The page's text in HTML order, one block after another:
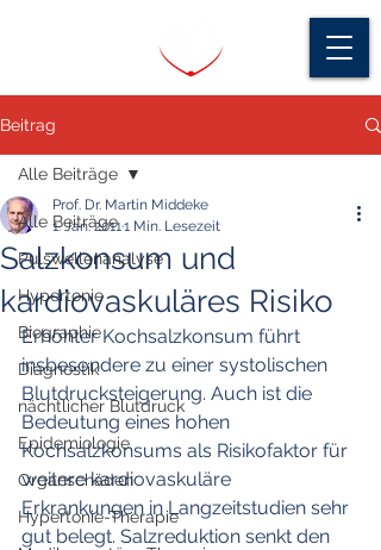
Beitrag
Alle Beiträge
Pulswellenanalyse
Hypertonie
Biographie
Diagnostik
nächtlicher Blutdruck
Epidemiologie
Organschäden
Hypertonie-Therapie
Alle Beiträge
Salzkonsum und
kardiovaskuläres Risiko
Prof. Dr. Martin Middeke
1. Jan. 20111 Min. Lesezeit
Erhöhter Kochsalzkonsum führt
insbesondere zu einer systolischen
Blutdrucksteigerung. Auch ist die
Bedeutung eines hohen
Kochsalzkonsums als Risikofaktor für
weitere kardiovaskuläre
Erkrankungen in Langzeitstudien sehr
gut belegt. Salzreduktion senkt den